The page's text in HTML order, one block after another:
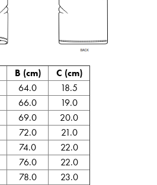
B (cm)
C (cm)
64.0
18.5
66.0
19.0
69.0
20.0
72.0
21.0
74.0
22.0
76.0
22.0
78.0
23.0